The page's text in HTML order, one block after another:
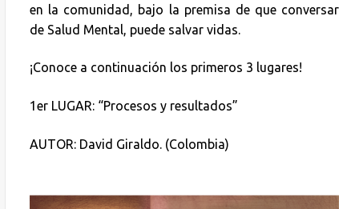
en la comunidad, bajo la premisa de que conversar
de Salud Mental, puede salvar vidas.
¡Conoce a continuación los primeros 3 lugares!
1er LUGAR: “Procesos y resultados”
AUTOR: David Giraldo. (Colombia)